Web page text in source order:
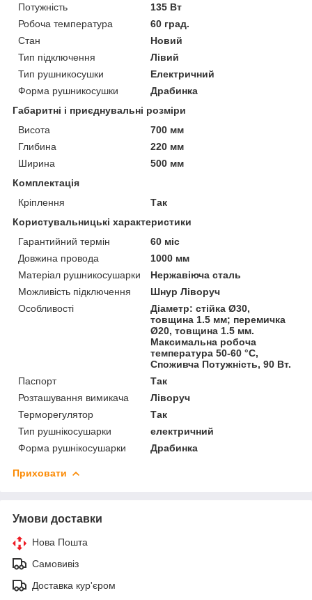
Потужність
135 Вт
Робоча температура
60 град.
Стан
Новий
Тип підключення
Лівий
Тип рушникосушки
Електричний
Форма рушникосушки
Драбинка
Габаритні і приєднувальні розміри
Висота
700 мм
Глибина
220 мм
Ширина
500 мм
Комплектація
Кріплення
Так
Користувальницькі характеристики
Гарантийний термін
60 міс
Довжина провода
1000 мм
Матеріал рушникосушарки
Нержавіюча сталь
Можливість підключення
Шнур Ліворуч
Особливості
Діаметр: стійка Ø30,
товщина 1.5 мм; перемичка
Ø20, товщина 1.5 мм.
Максимальна робоча
температура 50-60 °C,
Споживча Потужність, 90 Вт.
Паспорт
Так
Розташування вимикача
Ліворуч
Терморегулятор
Так
Тип рушнікосушарки
електричний
Форма рушнікосушарки
Драбинка
Приховати
Умови доставки
Нова Пошта
Самовивіз
Доставка кур'єром